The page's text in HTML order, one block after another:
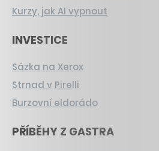
Kurzy, jak AI vypnout
INVESTICE
Sázka na Xerox
Strnad v Pirelli
Burzovní eldorádo
PŘÍBĚHY Z GASTRA